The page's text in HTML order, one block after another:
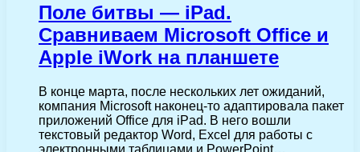
Поле битвы — iPad.
Сравниваем Microsoft Office и
Apple iWork на планшете
В конце марта, после нескольких лет ожиданий,
компания Microsoft наконец-то адаптировала пакет
приложений Office для iPad. В него вошли
текстовый редактор Word, Excel для работы с
электронными таблицами и PowerPoint…